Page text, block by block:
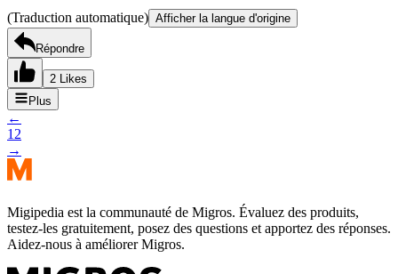
(Traduction automatique) Afficher la langue d'origine
Répondre
2 Likes
Plus
←
1 2
→
Migipedia est la communauté de Migros. Évaluez des produits,
testez-les gratuitement, posez des questions et apportez des réponses.
Aidez-nous à améliorer Migros.